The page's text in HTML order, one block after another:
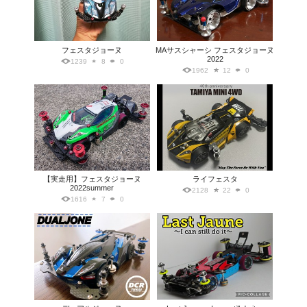
フェスタジョーヌ
1239 8 0
MAサスシャーシ フェスタジョーヌ
2022
1962 12 0
【実走用】フェスタジョーヌ
2022summer
1616 7 0
ライフェスタ
2128 22 0